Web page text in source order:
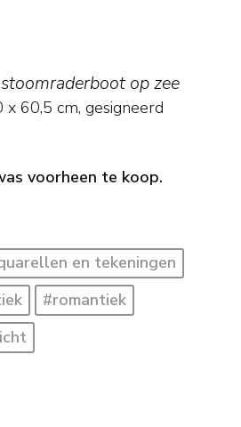
op zee
x 60,5 cm, gesigneerd
voorheen te koop.
en tekeningen
#romantiek